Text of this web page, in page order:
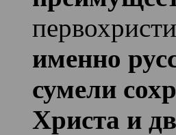
именно
сумели
Христа и